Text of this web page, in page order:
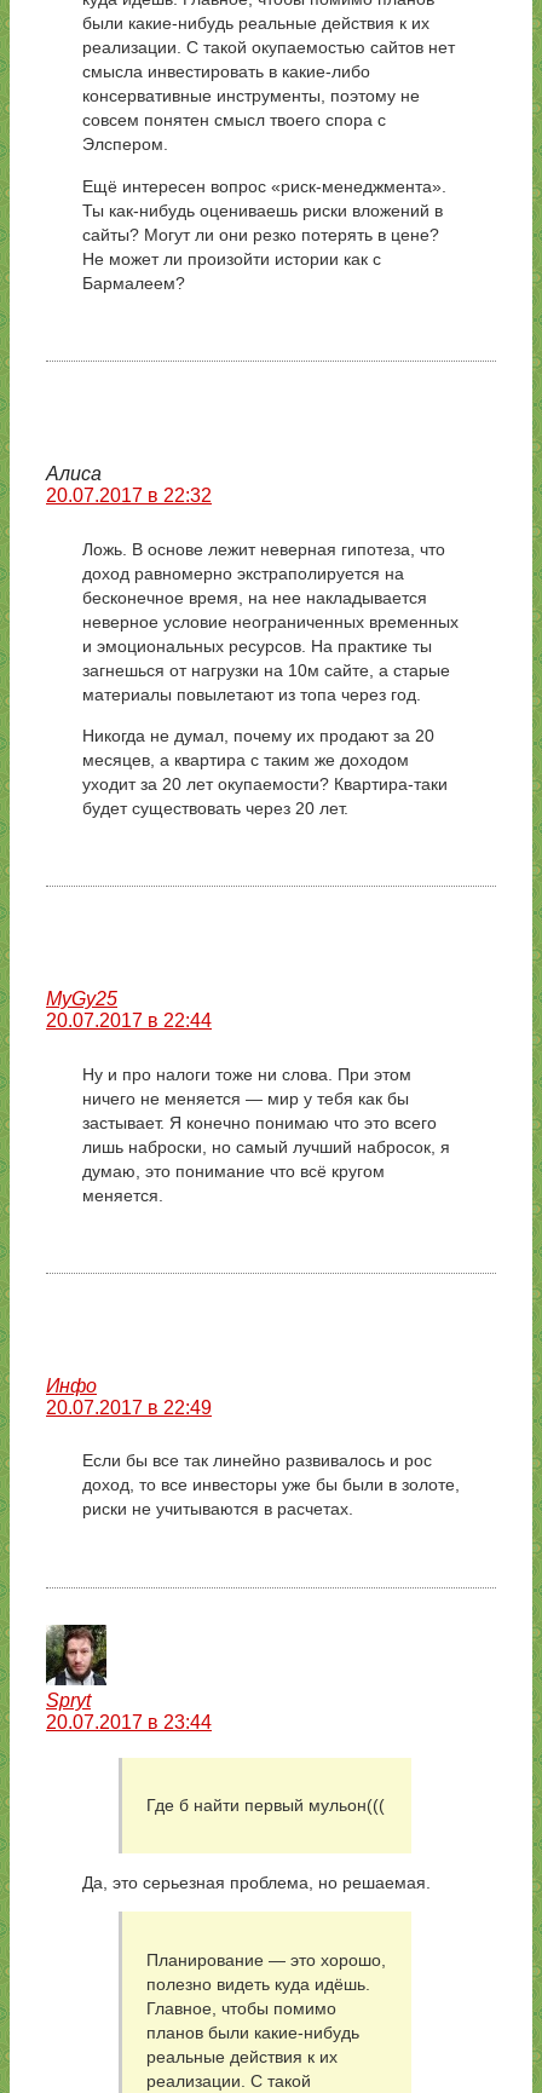
были какие-нибудь реальные действия к их
реализации. С такой окупаемостью сайтов нет
смысла инвестировать в какие-либо
консервативные инструменты, поэтому не
совсем понятен смысл твоего спора с
Элспером.
Ещё интересен вопрос «риск-менеджмента».
Ты как-нибудь оцениваешь риски вложений в
сайты? Могут ли они резко потерять в цене?
Не может ли произойти истории как с
Бармалеем?
Алиса
20.07.2017 в 22:32
Ложь. В основе лежит неверная гипотеза, что
доход равномерно экстраполируется на
бесконечное время, на нее накладывается
неверное условие неограниченных временных
и эмоциональных ресурсов. На практике ты
загнешься от нагрузки на 10м сайте, а старые
материалы повылетают из топа через год.
Никогда не думал, почему их продают за 20
месяцев, а квартира с таким же доходом
уходит за 20 лет окупаемости? Квартира-таки
будет существовать через 20 лет.
MyGy25
20.07.2017 в 22:44
Ну и про налоги тоже ни слова. При этом
ничего не меняется — мир у тебя как бы
застывает. Я конечно понимаю что это всего
лишь наброски, но самый лучший набросок, я
думаю, это понимание что всё кругом
меняется.
Инфо
20.07.2017 в 22:49
Если бы все так линейно развивалось и рос
доход, то все инвесторы уже бы были в золоте,
риски не учитываются в расчетах.
Spryt
20.07.2017 в 23:44
Где б найти первый мульон(((
Да, это серьезная проблема, но решаемая.
Планирование — это хорошо,
полезно видеть куда идёшь.
Главное, чтобы помимо
планов были какие-нибудь
реальные действия к их
реализации. С такой